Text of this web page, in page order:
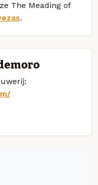
The Meading of
.